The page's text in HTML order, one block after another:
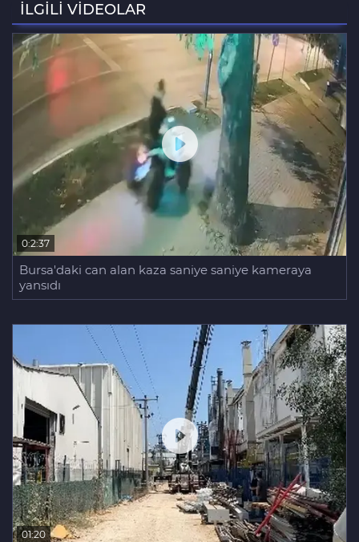
savaş alanına çevirdi
Bursa'daki feci kazada bir kurtuluş, bir
İLGİLİ VİDEOLAR
0:2:37
Bursa'daki can alan kaza saniye saniye kameraya
yansıdı
01:20